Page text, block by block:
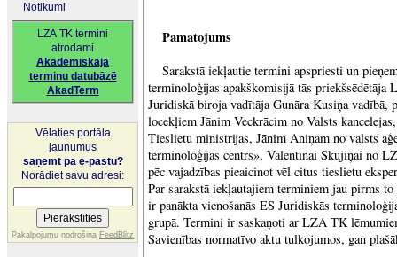
Notikumi
LZA TK termini
atrodami
Akadēmiskajā
terminu datubāzē
AkadTerm
Vēlaties portāla
jaunumus
saņemt pa e-pastu?
Norādiet savu adresi:
Pakalpojumu nodrošina FeedBlitz
Pamatojums
Sarakstā iekļautie termini apspriesti un
terminoloģijas apakškomisijā tās priekšsēdētāja
Juridiskā biroja vadītāja Gunāra Kusiņa vadībā,
locekļiem Jānim Veckrācim no Valsts
Tieslietu ministrijas, Jānim Aniņam no valsts
terminoloģijas centrs», Valentīnai Skujiņai no
pēc vajadzības pieaicinot vēl citus tieslietu
Par sarakstā iekļautajiem terminiem jau pirms to
ir panākta vienošanās ES Juridiskās
grupā. Termini ir saskaņoti ar LZA TK
Savienības normatīvo aktu tulkojumos, gan